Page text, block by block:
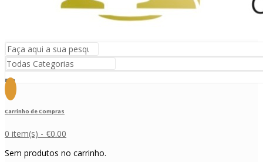
Carrinho de Compras
0 item(s) - €0.00
Sem produtos no carrinho.